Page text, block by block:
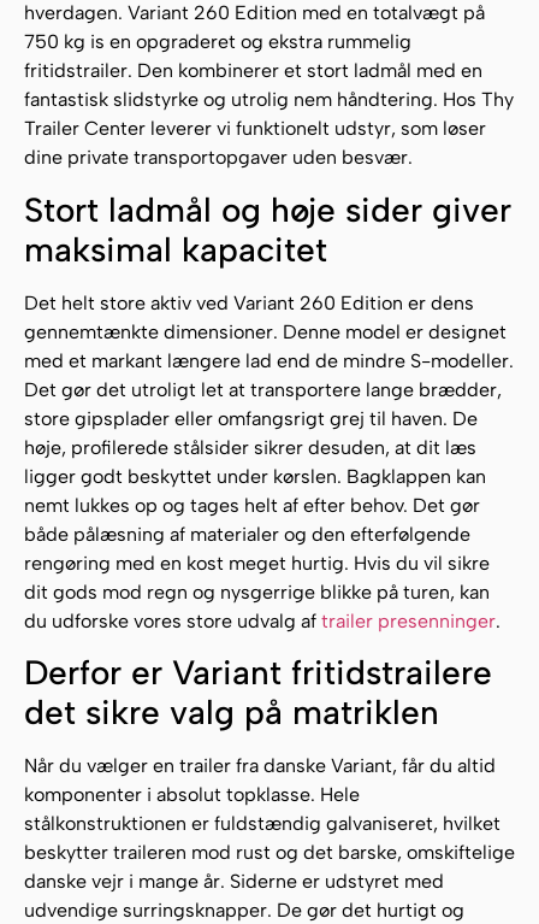
hverdagen. Variant 260 Edition med en totalvægt på
750 kg is en opgraderet og ekstra rummelig
fritidstrailer. Den kombinerer et stort ladmål med en
fantastisk slidstyrke og utrolig nem håndtering. Hos Thy
Trailer Center leverer vi funktionelt udstyr, som løser
dine private transportopgaver uden besvær.
Stort ladmål og høje sider giver
maksimal kapacitet
Det helt store aktiv ved Variant 260 Edition er dens
gennemtænkte dimensioner. Denne model er designet
med et markant længere lad end de mindre S-modeller.
Det gør det utroligt let at transportere lange brædder,
store gipsplader eller omfangsrigt grej til haven. De
høje, profilerede stålsider sikrer desuden, at dit læs
ligger godt beskyttet under kørslen. Bagklappen kan
nemt lukkes op og tages helt af efter behov. Det gør
både pålæsning af materialer og den efterfølgende
rengøring med en kost meget hurtig. Hvis du vil sikre
dit gods mod regn og nysgerrige blikke på turen, kan
du udforske vores store udvalg af trailer presenninger.
Derfor er Variant fritidstrailere
det sikre valg på matriklen
Når du vælger en trailer fra danske Variant, får du altid
komponenter i absolut topklasse. Hele
stålkonstruktionen er fuldstændig galvaniseret, hvilket
beskytter traileren mod rust og det barske, omskiftelige
danske vejr i mange år. Siderne er udstyret med
udvendige surringsknapper. De gør det hurtigt og